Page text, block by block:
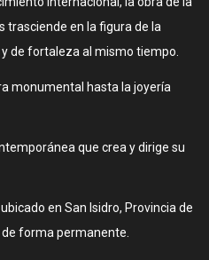
trasciende en la figura de la
de fortaleza al mismo tiempo.
monumental hasta la joyería
que crea y dirige su
en San Isidro, Provincia de
forma permanente.